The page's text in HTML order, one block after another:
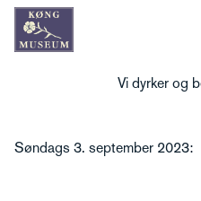
Vi dyrker og
Søndags 3. september 2023: